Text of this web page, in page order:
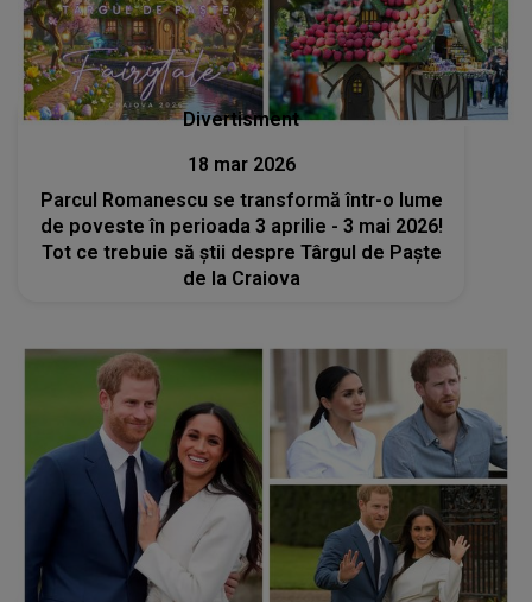
Divertisment
18 mar 2026
Parcul Romanescu se transformă într-o lume
de poveste în perioada 3 aprilie - 3 mai 2026!
Tot ce trebuie să știi despre Târgul de Paște
de la Craiova